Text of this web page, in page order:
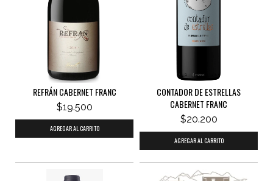
REFRÁN CABERNET FRANC
$19.500
CONTADOR DE ESTRELLAS
CABERNET FRANC
$20.200